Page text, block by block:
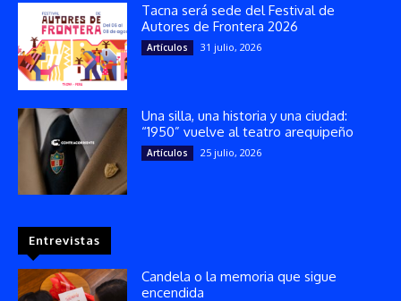
Tacna será sede del Festival de
Autores de Frontera 2026
Artículos 31 julio, 2026
Una silla, una historia y una ciudad:
“1950” vuelve al teatro arequipeño
Artículos 25 julio, 2026
Entrevistas
Candela o la memoria que sigue
encendida